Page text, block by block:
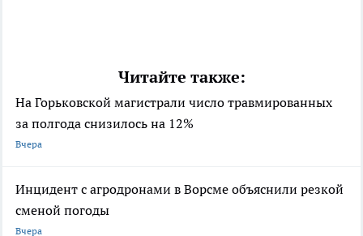
Читайте также:
На Горьковской магистрали число травмированных
за полгода снизилось на 12%
Вчера
Инцидент с агродронами в Ворсме объяснили резкой
сменой погоды
Вчера